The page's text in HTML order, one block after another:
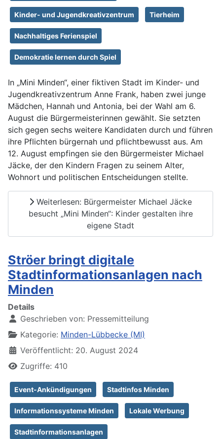
Kinder- und Jugendkreativzentrum Tierheim
Nachhaltiges Ferienspiel
Demokratie lernen durch Spiel
In „Mini Minden“, einer fiktiven Stadt im Kinder- und
Jugendkreativzentrum Anne Frank, haben zwei junge
Mädchen, Hannah und Antonia, bei der Wahl am 6.
August die Bürgermeisterinnen gewählt. Sie setzten
sich gegen sechs weitere Kandidaten durch und führen
ihre Pflichten bürgernah und pflichtbewusst aus. Am
12. August empfingen sie den Bürgermeister Michael
Jäcke, der den Kindern Fragen zu seinem Alter,
Wohnort und politischen Entscheidungen stellte.
Weiterlesen: Bürgermeister Michael Jäcke
besucht „Mini Minden“: Kinder gestalten ihre
eigene Stadt
Ströer bringt digitale
Stadtinformationsanlagen nach
Minden
Details
Geschrieben von: Pressemitteilung
Kategorie: Minden-Lübbecke (MI)
Veröffentlicht: 20. August 2024
Zugriffe: 410
Event-Ankündigungen Stadtinfos Minden
Informationssysteme Minden Lokale Werbung
Stadtinformationsanlagen